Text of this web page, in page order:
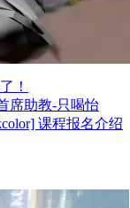
！
席助教-只喝怡
课程报名介绍